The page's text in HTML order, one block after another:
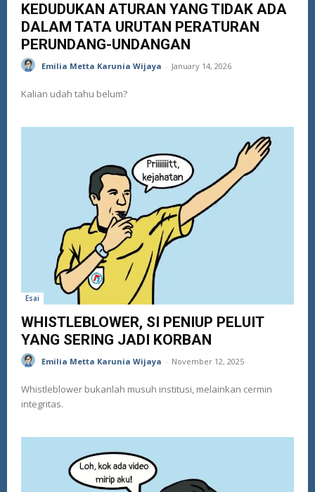
KEDUDUKAN ATURAN YANG TIDAK ADA
DALAM TATA URUTAN PERATURAN
PERUNDANG-UNDANGAN
Emilia Metta Karunia Wijaya - January 14, 2026
Kalian udah tahu belum?
Esai
WHISTLEBLOWER, SI PENIUP PELUIT
YANG SERING JADI KORBAN
Emilia Metta Karunia Wijaya - November 12, 2025
Whistleblower bukanlah musuh institusi, melainkan cermin
integritas.